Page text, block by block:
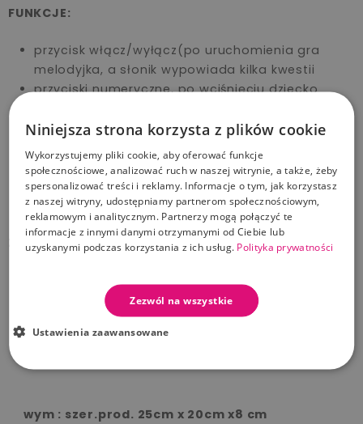
FUNKCJE:
przycisk włącz/wyłącz(po uruchomienia gra
melodyjka, a słonik wypowiada kilka kwestii
przyciski numeryczne, po wciśnięciu dziecko
biedronka do obracania ,terkocze podczas
kółko do ustawiania tempa melodii
ruchome ucho-terkocze podczas obracania
ZABAWKA:
zachęca do aktywności
rozwija spostrzegawczość
uczy cyferek 1-5
wym : szer.prod. 25cm x 20cm x8 cm
Niniejsza strona korzysta z plików cookie
Wykorzystujemy pliki cookie, aby oferować funkcje
społecznościowe, analizować ruch w naszej witrynie, a także, żeby
spersonalizować treści i reklamy. Informacje o tym, jak korzystasz
z naszej witryny, udostępniamy partnerom społecznościowym,
reklamowym i analitycznym. Partnerzy mogą połączyć te
informacje z innymi danymi otrzymanymi od Ciebie lub
uzyskanymi podczas korzystania z ich usług. Polityka prywatności
Zezwól na wszystkie
Ustawienia zaawansowane